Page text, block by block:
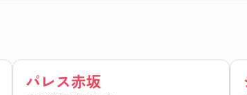
パレス赤坂